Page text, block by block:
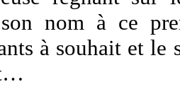
nom à ce
à souhait et le